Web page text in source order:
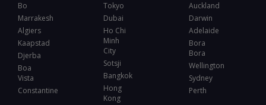
Bo
Marrakesh
Algiers
Kaapstad
Djerba
Boa
Vista
Constantine
Tokyo
Dubai
Ho Chi
Minh
City
Sotsji
Bangkok
Hong
Kong
Auckland
Darwin
Adelaide
Bora
Bora
Wellington
Sydney
Perth